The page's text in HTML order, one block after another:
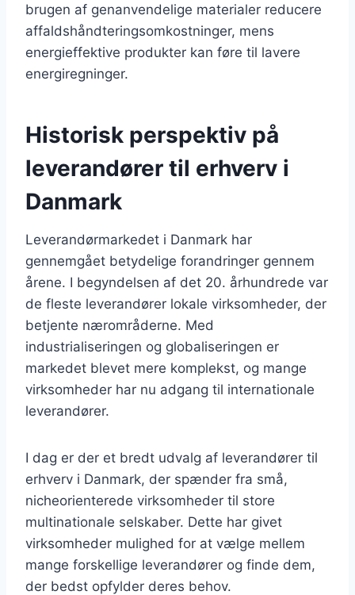
brugen af genanvendelige materialer reducere
affaldshåndteringsomkostninger, mens
energieffektive produkter kan føre til lavere
energiregninger.
Historisk perspektiv på
leverandører til erhverv i
Danmark
Leverandørmarkedet i Danmark har
gennemgået betydelige forandringer gennem
årene. I begyndelsen af det 20. århundrede var
de fleste leverandører lokale virksomheder, der
betjente nærområderne. Med
industrialiseringen og globaliseringen er
markedet blevet mere komplekst, og mange
virksomheder har nu adgang til internationale
leverandører.
I dag er der et bredt udvalg af leverandører til
erhverv i Danmark, der spænder fra små,
nicheorienterede virksomheder til store
multinationale selskaber. Dette har givet
virksomheder mulighed for at vælge mellem
mange forskellige leverandører og finde dem,
der bedst opfylder deres behov.